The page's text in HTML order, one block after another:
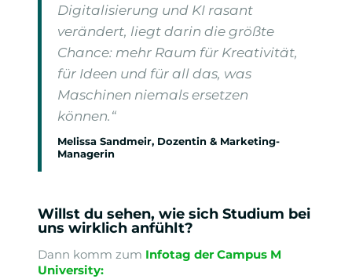
Digitalisierung und KI rasant
verändert, liegt darin die größte
Chance: mehr Raum für Kreativität,
für Ideen und für all das, was
Maschinen niemals ersetzen
können.“
Melissa Sandmeir, Dozentin & Marketing-
Managerin
Willst du sehen, wie sich Studium bei
uns wirklich anfühlt?
Dann komm zum Infotag der Campus M
University: